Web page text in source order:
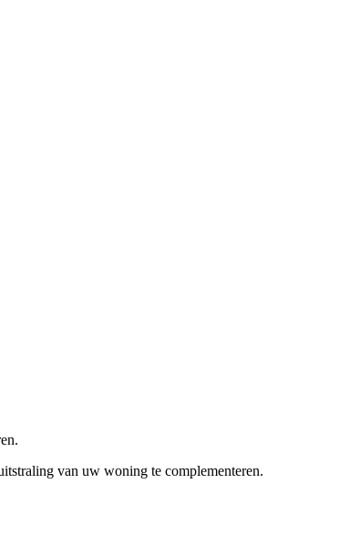
van uw woning te complementeren.